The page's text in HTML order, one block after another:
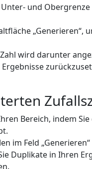
Unter- und
„Generieren“,
wird darunter
Bereich, indem
im Feld
Duplikate in Ihren